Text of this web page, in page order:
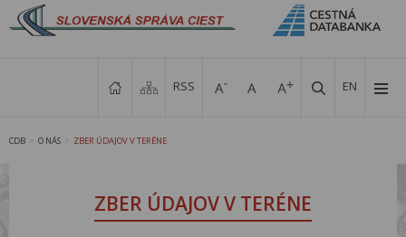
EN
RSS
CDB O NÁS ZBER ÚDAJOV V TERÉNE
ZBER ÚDAJOV V TERÉNE